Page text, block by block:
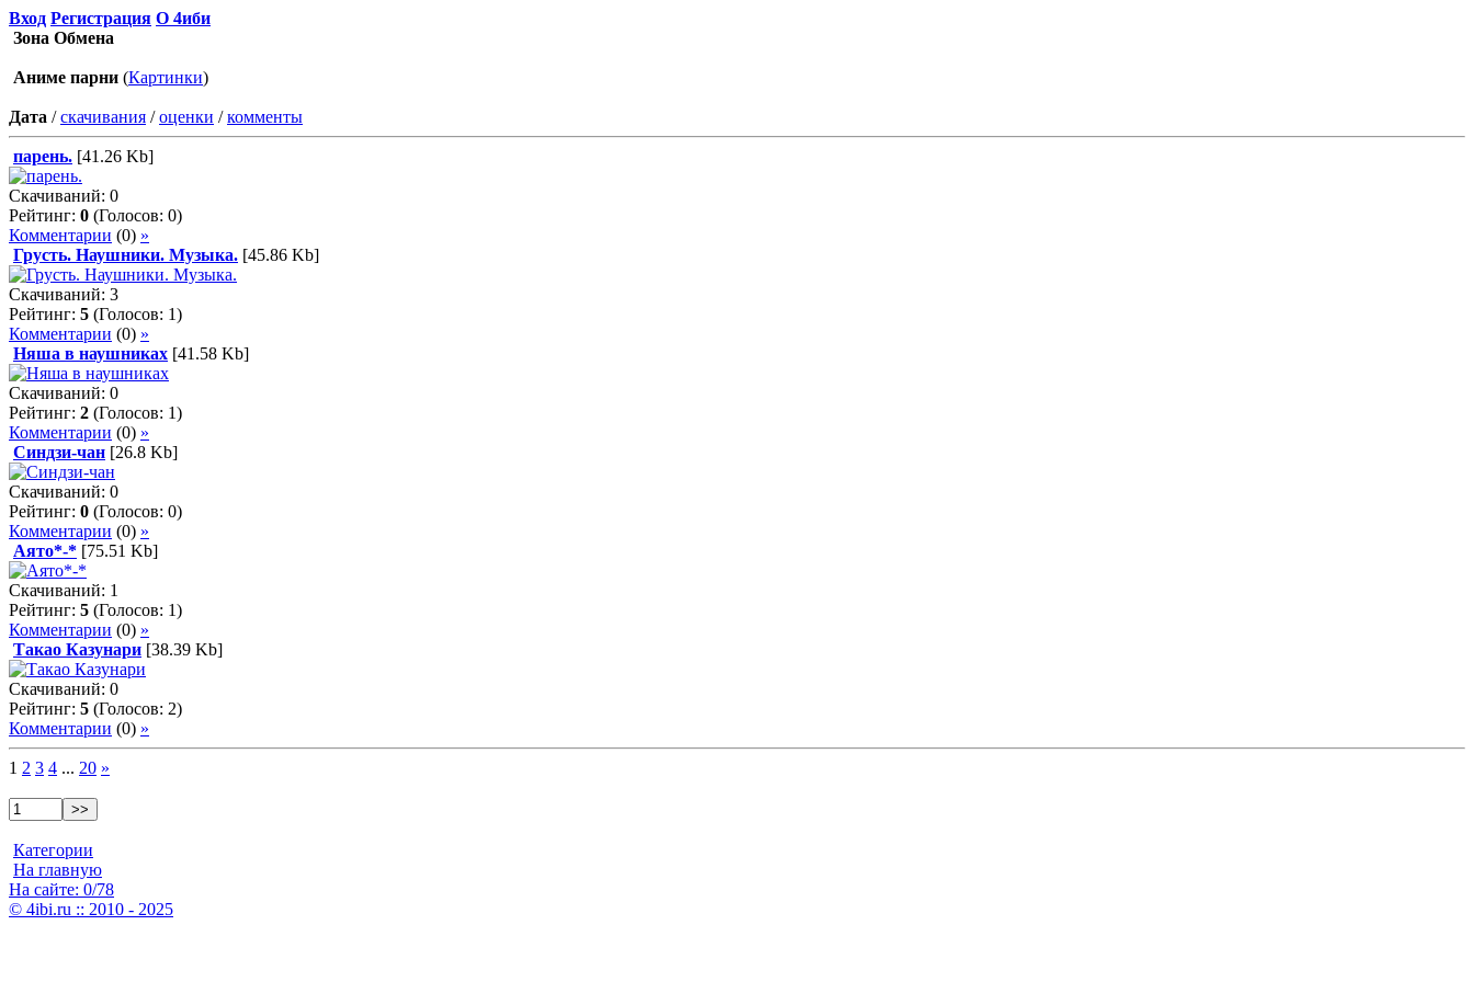
Вход Регистрация О 4иби
Зона Обмена
Аниме парни (Картинки)
Дата /скачивания /оценки /комменты
парень. [41.26 Kb]
Скачиваний: 0
Рейтинг: 0 (Голосов: 0)
Комментарии (0) »
Грусть. Наушники. Музыка. [45.86 Kb]
Скачиваний: 3
Рейтинг: 5 (Голосов: 1)
Комментарии (0) »
Няша в наушниках [41.58 Kb]
Скачиваний: 0
Рейтинг: 2 (Голосов: 1)
Комментарии (0) »
Синдзи-чан [26.8 Kb]
Скачиваний: 0
Рейтинг: 0 (Голосов: 0)
Комментарии (0) »
Аято*-* [75.51 Kb]
Скачиваний: 1
Рейтинг: 5 (Голосов: 1)
Комментарии (0) »
Такао Казунари [38.39 Kb]
Скачиваний: 0
Рейтинг: 5 (Голосов: 2)
Комментарии (0) »
1 2 3 4 ... 20 »
Категории
На главную
На сайте: 0/78
© 4ibi.ru :: 2010 - 2025